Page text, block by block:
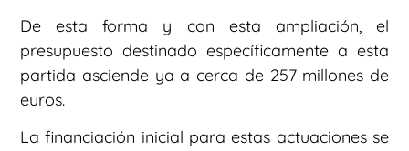
De esta forma y con esta ampliación, el
presupuesto destinado específicamente a esta
partida asciende ya a cerca de 257 millones de
euros.
La financiación inicial para estas actuaciones se